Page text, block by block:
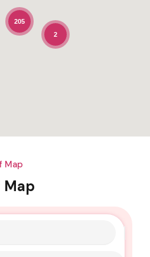
205
2
Map
Map